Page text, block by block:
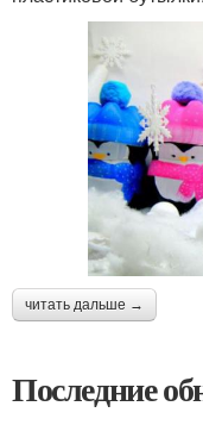
читать дальше →
Последние